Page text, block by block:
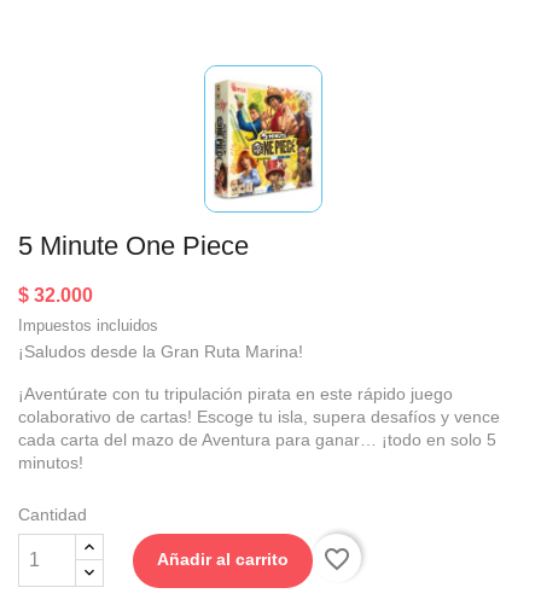
5 Minute One Piece
$ 32.000
Impuestos incluidos
¡Saludos desde la Gran Ruta Marina!
¡Aventúrate con tu tripulación pirata en este rápido juego
colaborativo de cartas! Escoge tu isla, supera desafíos y vence
cada carta del mazo de Aventura para ganar… ¡todo en solo 5
minutos!
Cantidad
Añadir al carrito favorite_border